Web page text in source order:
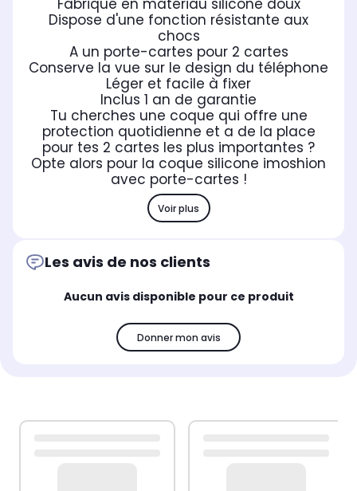
Fabriqué en matériau silicone doux
Dispose d'une fonction résistante aux
chocs
A un porte-cartes pour 2 cartes
Conserve la vue sur le design du téléphone
Léger et facile à fixer
Inclus 1 an de garantie
Tu cherches une coque qui offre une
protection quotidienne et a de la place
pour tes 2 cartes les plus importantes ?
Opte alors pour la coque silicone imoshion
avec porte-cartes !
Voir plus
Les avis de nos clients
Aucun avis disponible pour ce produit
Donner mon avis